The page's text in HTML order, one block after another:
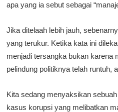
apa yang ia sebut sebagai
Jika ditelaah lebih jauh,
yang terukur. Ketika kata ini
menjadi tersangka bukan karena
pelindung politiknya telah runtuh,
Kita sedang menyaksikan
kasus korupsi yang melibatkan